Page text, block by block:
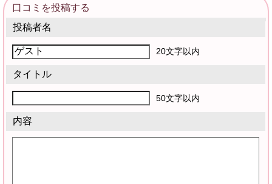
口コミを投稿する
投稿者名
20文字以内
タイトル
50文字以内
内容